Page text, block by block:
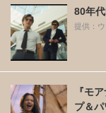
80年
提供：
『モ
プ＆